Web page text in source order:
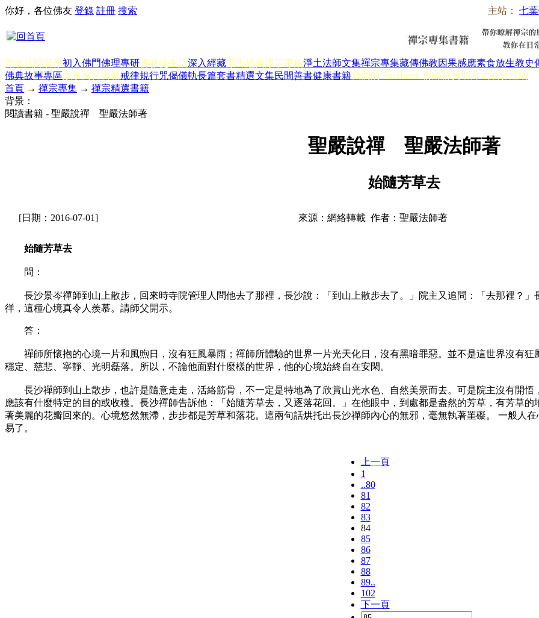
主站： 七
你好，各位佛友 登錄 註冊 搜索
知名法師著作初入佛門佛理專研佛教徒生活深入經藏淨土經典淨宗專集淨土法師文集禪宗專集藏傳佛教因果感應素食放生教史
佛典故事專區故事寓言書籍戒律規行咒偈儀軌長篇套書精選文集民間善書健康書籍我們的 Facebook 粉絲群贊助方式戒邪淫網
首頁 → 禪宗專集 → 禪宗精選書籍
背景：
閱讀書籍 - 聖嚴說禪 聖嚴法師著
聖嚴說禪 聖嚴法師著
始隨芳草去
[日期：2016-07-01] 來源：網絡轉載 作者：聖嚴法師著
始隨芳草去
問：
長沙景岑禪師到山上散步，回來時寺院管理人問他去了那裡，長沙說：「到山上散步去了。」院主又追問：「去那裡？」
徉，這種心境真令人羨慕。請師父開示。
答：
禪師所懷抱的心境一片和風煦日，沒有狂風暴雨；禪師所體驗的世界一片光天化日，沒有黑暗罪惡。並不是這世界沒有狂
穩定、慈悲、寧靜、光明磊落。所以，不論他面對什麼樣的世界，他的心境始終自在安閑。
長沙禪師到山上散步，也許是隨意走走，活絡筋骨，不一定是特地為了欣賞山光水色、自然美景而去。可是院主沒有開悟
應該有什麼特定的目的或收穫。長沙禪師告訴他：「始隨芳草去，又逐落花回。」在他眼中，到處都是盎然的芳草，有芳草
著美麗的花瓣回來的。心境悠然無滯，步步都是芳草和落花。這兩句話烘托出長沙禪師內心的無邪，毫無執著罣礙。 一般人
易了。
上一頁
1
..80
81
82
83
84
85
86
87
88
89..
102
下一頁